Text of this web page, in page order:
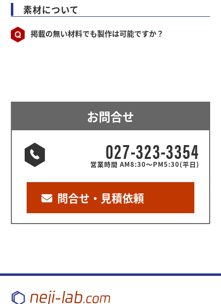
素材について
掲載の無い材料でも製作は可能ですか？
お問合せ
027-323-3354
営業時間 AM8:30～PM5:30(平日)
問合せ・見積依頼